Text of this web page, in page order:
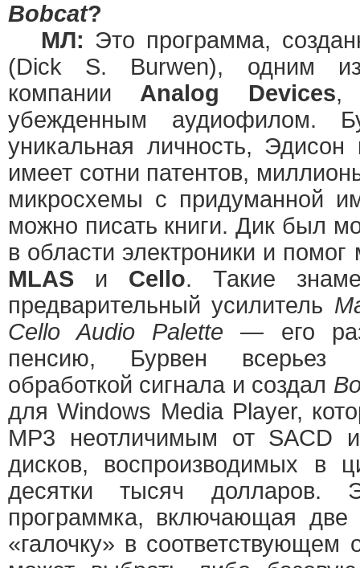
Bobcat?
МЛ: Это программа,
(Dick S. Burwen), одним из
компании Analog Devices,
убежденным аудиофилом.
уникальная личность,
имеет сотни патентов,
микросхемы с придуманной
можно писать книги. Дик был
в области электроники и
MLAS и Cello. Такие
предварительный усилитель
Cello Audio Palette — его
пенсию, Бурвен всерьез
обработкой сигнала и создал
для Windows Media Player,
MP3 неотличимым от SACD
дисков, воспроизводимых в
десятки тысяч долларов.
программка, включающая две
«галочку» в соответствующем